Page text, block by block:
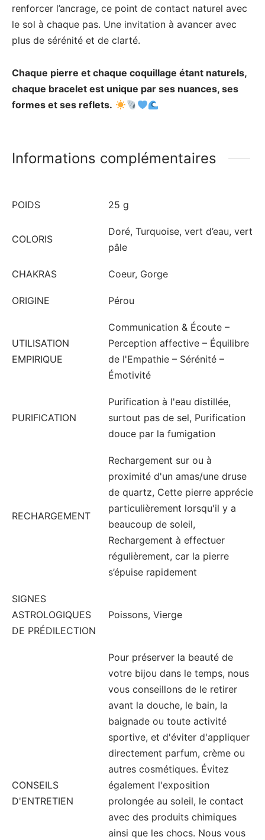
renforcer l’ancrage, ce point de contact naturel avec
le sol à chaque pas. Une invitation à avancer avec
plus de sérénité et de clarté.
Chaque pierre et chaque coquillage étant naturels,
chaque bracelet est unique par ses nuances, ses
formes et ses reflets.
Informations complémentaires
POIDS 25 g
COLORIS
Doré, Turquoise, vert d’eau, vert
pâle
CHAKRAS Coeur, Gorge
ORIGINE Pérou
UTILISATION
EMPIRIQUE
Communication & Écoute –
Perception affective – Équilibre
de l'Empathie – Sérénité –
Émotivité
PURIFICATION
Purification à l'eau distillée,
surtout pas de sel, Purification
douce par la fumigation
RECHARGEMENT
Rechargement sur ou à
proximité d'un amas/une druse
de quartz, Cette pierre apprécie
particulièrement lorsqu'il y a
beaucoup de soleil,
Rechargement à effectuer
régulièrement, car la pierre
s’épuise rapidement
SIGNES
ASTROLOGIQUES
DE PRÉDILECTION
Poissons, Vierge
CONSEILS
D'ENTRETIEN
Pour préserver la beauté de
votre bijou dans le temps, nous
vous conseillons de le retirer
avant la douche, le bain, la
baignade ou toute activité
sportive, et d'éviter d'appliquer
directement parfum, crème ou
autres cosmétiques. Évitez
également l'exposition
prolongée au soleil, le contact
avec des produits chimiques
ainsi que les chocs. Nous vous